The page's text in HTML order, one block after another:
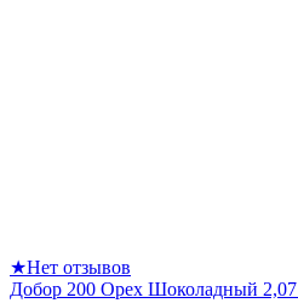
★Нет отзывов
Добор 200 Орех Шоколадный